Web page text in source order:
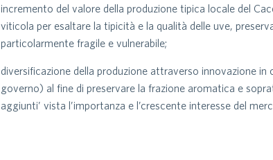
incremento del valore della produzione tipica locale del
viticola per esaltare la tipicità e la qualità delle uve,
particolarmente fragile e vulnerabile;
diversificazione della produzione attraverso innovazione
governo) al fine di preservare la frazione aromatica e
aggiunti’ vista l’importanza e l’crescente interesse del